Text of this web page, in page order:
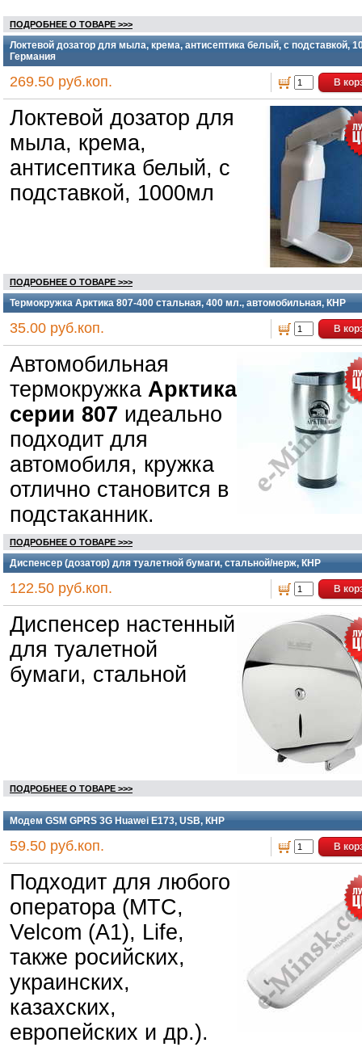
ПОДРОБНЕЕ О ТОВАРЕ >>>
Локтевой дозатор для мыла, крема, антисептика белый, с подставкой,
Германия
269.50 руб.коп. В
Локтевой дозатор для
мыла, крема,
антисептика белый, с
подставкой, 1000мл
ПОДРОБНЕЕ О ТОВАРЕ >>>
Термокружка Арктика 807-400 стальная, 400 мл., автомобильная, КНР
35.00 руб.коп. В
Автомобильная
термокружка Арктика
серии 807 идеально
подходит для
автомобиля, кружка
отлично становится в
подстаканник.
ПОДРОБНЕЕ О ТОВАРЕ >>>
Диспенсер (дозатор) для туалетной бумаги, стальной/нерж, КНР
122.50 руб.коп. В
Диспенсер настенный
для туалетной
бумаги, стальной
ПОДРОБНЕЕ О ТОВАРЕ >>>
Модем GSM GPRS 3G Huawei E173, USB, КНР
59.50 руб.коп. В
Подходит для любого
оператора (МТС,
Velcom (A1), Life,
также росийских,
украинских,
казахских,
европейских и др.).